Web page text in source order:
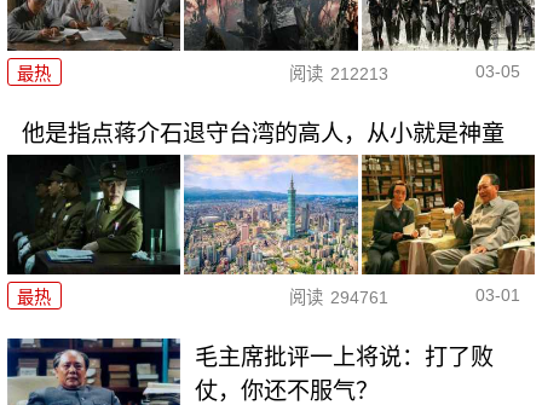
最热 阅读 212213 03-05
他是指点蒋介石退守台湾的高人，从小就是神童
最热 阅读 294761 03-01
毛主席批评一上将说：打了败
仗，你还不服气？